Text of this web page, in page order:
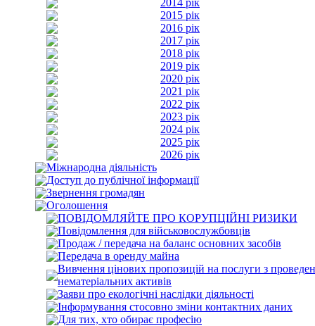
2014 рік
2015 рік
2016 рік
2017 рік
2018 рік
2019 рік
2020 рік
2021 рік
2022 рік
2023 рік
2024 рік
2025 рік
2026 рік
Міжнародна діяльність
Доступ до публічної інформації
Звернення громадян
Оголошення
ПОВІДОМЛЯЙТЕ ПРО КОРУПЦІЙНІ РИЗИКИ
Повідомлення для військовослужбовців
Продаж / передача на баланс основних засобів
Передача в оренду майна
Вивчення цінових пропозицій на послуги з
нематеріальних активів
Заяви про екологічні наслідки діяльності
Інформування стосовно зміни контактних даних
Для тих, хто обирає професію